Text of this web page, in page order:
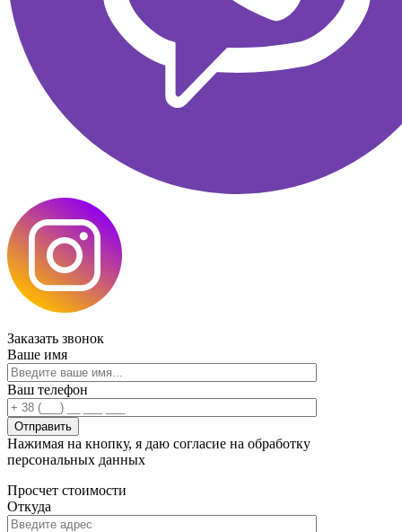
Заказать звонок
Ваше имя
Ваш телефон
Нажимая на кнопку, я даю согласие на обработку
персональных данных
Просчет стоимости
Откуда